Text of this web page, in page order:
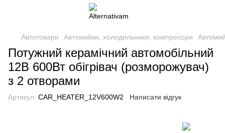
Автотовари Автомийки, холодильники, компресори
Потужний керамічний автомобільний
12В 600Вт обігрівач (розморожувач)
з 2 отворами
Артикул: CAR_HEATER_12V600W2 Написати відгук